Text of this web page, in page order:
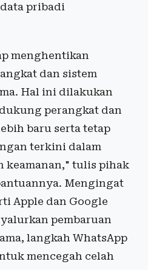
pribadi
menghentikan
dan sistem
Hal ini dilakukan
perangkat dan
baru serta tetap
terkini dalam
keamanan," tulis pihak
Mengingat
Apple dan Google
pembaruan
langkah WhatsApp
mencegah celah